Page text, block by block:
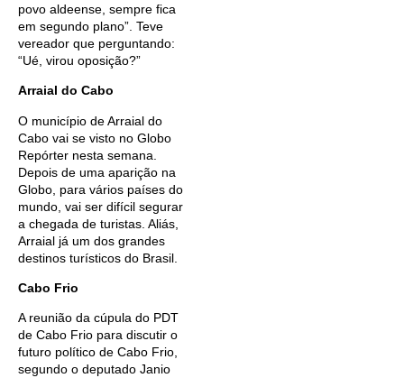
povo aldeense, sempre fica
em segundo plano”. Teve
vereador que perguntando:
“Ué, virou oposição?”
Arraial do Cabo
O município de Arraial do
Cabo vai se visto no Globo
Repórter nesta semana.
Depois de uma aparição na
Globo, para vários países do
mundo, vai ser difícil segurar
a chegada de turistas. Aliás,
Arraial já um dos grandes
destinos turísticos do Brasil.
Cabo Frio
A reunião da cúpula do PDT
de Cabo Frio para discutir o
futuro político de Cabo Frio,
segundo o deputado Janio